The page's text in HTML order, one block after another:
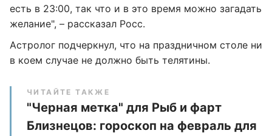
есть в 23:00, так что и в это время можно загадать
желание", – рассказал Росс.
Астролог подчеркнул, что на праздничном столе ни
в коем случае не должно быть телятины.
ЧИТАЙТЕ ТАКЖЕ
"Черная метка" для Рыб и фарт
Близнецов: гороскоп на февраль для